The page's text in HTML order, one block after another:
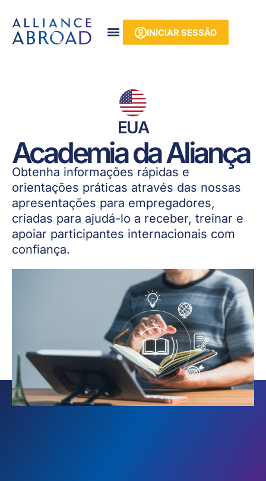
conteúdo
para
INICIAR SESSÃO
EUA
Academia da Aliança
Obtenha informações rápidas e
orientações práticas através das nossas
apresentações para empregadores,
criadas para ajudá-lo a receber, treinar e
apoiar participantes internacionais com
confiança.